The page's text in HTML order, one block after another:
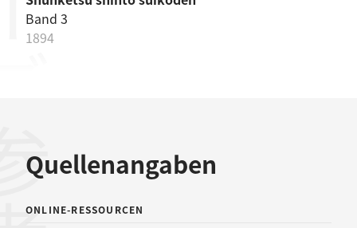
Band 3
1894
Quellenangaben
ONLINE-RESSOURCEN